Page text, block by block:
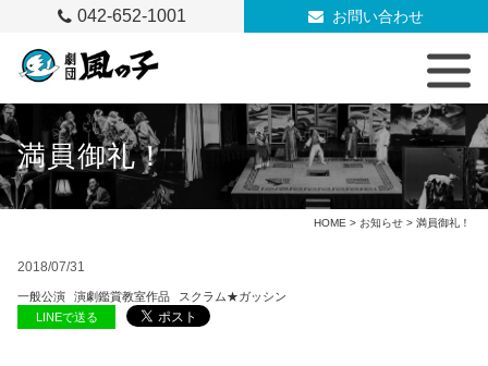
042-652-1001 お問い合わせ
満員御礼！
HOME > お知らせ > 満員御礼！
2018/07/31
一般公演 演劇鑑賞教室作品
スクラム★ガッシン
LINEで送る